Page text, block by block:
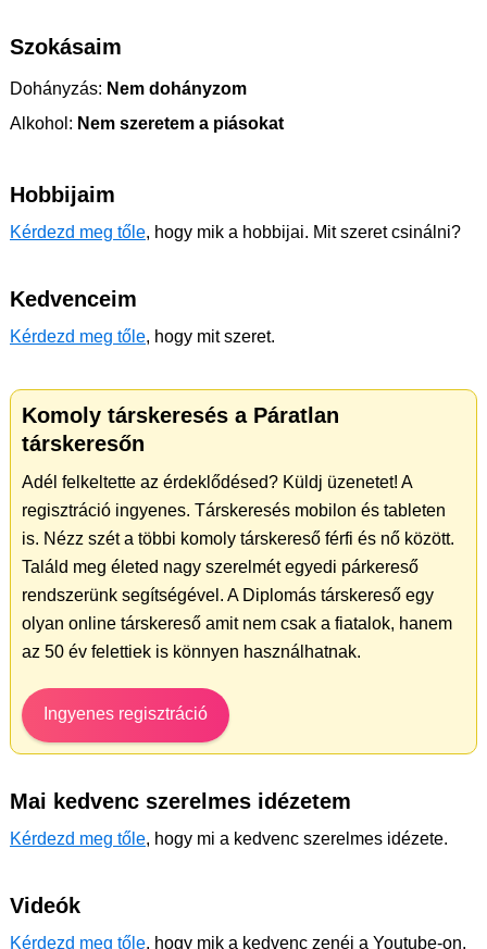
Szokásaim
Dohányzás: Nem dohányzom
Alkohol: Nem szeretem a piásokat
Hobbijaim
Kérdezd meg tőle, hogy mik a hobbijai. Mit szeret csinálni?
Kedvenceim
Kérdezd meg tőle, hogy mit szeret.
Komoly társkeresés a Páratlan
társkeresőn
Adél felkeltette az érdeklődésed? Küldj üzenetet! A
regisztráció ingyenes. Társkeresés mobilon és tableten
is. Nézz szét a többi komoly társkereső férfi és nő között.
Találd meg életed nagy szerelmét egyedi párkereső
rendszerünk segítségével. A Diplomás társkereső egy
olyan online társkereső amit nem csak a fiatalok, hanem
az 50 év felettiek is könnyen használhatnak.
Ingyenes regisztráció
Mai kedvenc szerelmes idézetem
Kérdezd meg tőle, hogy mi a kedvenc szerelmes idézete.
Videók
Kérdezd meg tőle, hogy mik a kedvenc zenéi a Youtube-on.